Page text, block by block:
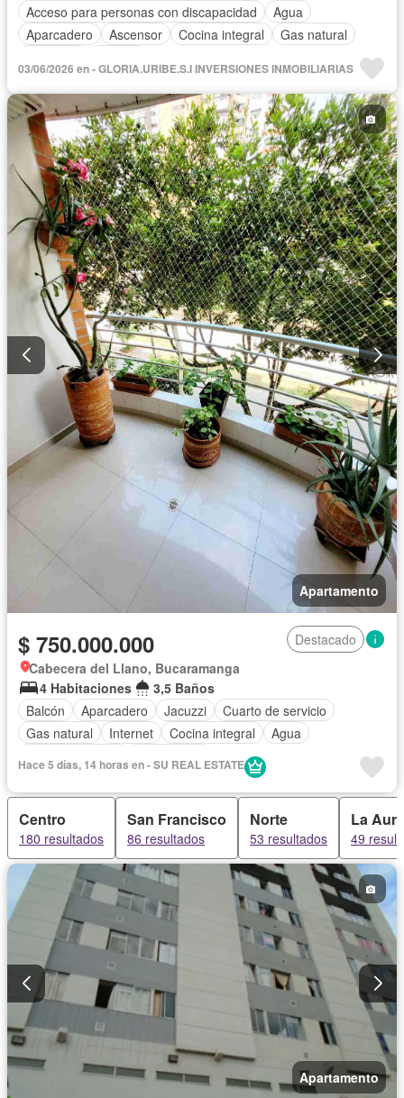
Acceso para personas con discapacidad
Agua
Aparcadero
Ascensor Cocina integral
Gas natural
03/06/2026 en - GLORIA.URIBE.S.I INVERSIONES INMOBILIARIAS
Apartamento
$ 750.000.000
Destacado
Cabecera del Llano, Bucaramanga
4 Habitaciones
3,5 Baños
Balcón
Aparcadero Jacuzzi
Cuarto de servicio
Gas natural
Internet Cocina integral
Agua
Acceso para personas con discapacidad
Caseta de vigilancia
Gimnasio
Ascensor
Seguridad privada
Permite mascotas
Permite niños
Solo familias
Hace 5 días, 14 horas en - SU REAL ESTATE
Centro
180 resultados
San Francisco
86 resultados
Norte
53 resultados
La
49
Apartamento